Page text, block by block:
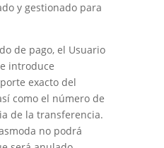
y gestionado para
de pago, el Usuario
introduce
exacto del
como el número de
de la transferencia.
no podrá